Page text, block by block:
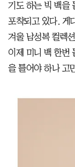
기도 하는 빅 백을
포착되고 있다. 게
겨울 남성복 컬렉
이제 미니 백 한번
을 틀어야 하나 고